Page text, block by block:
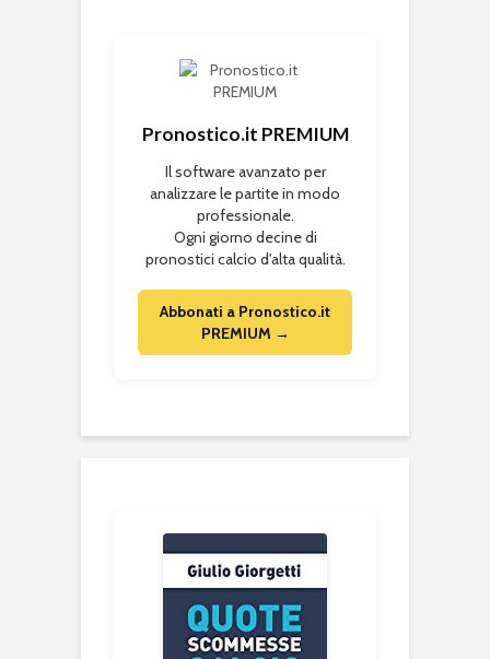
Pronostico.it PREMIUM
Il software avanzato per
analizzare le partite in modo
professionale.
Ogni giorno decine di
pronostici calcio d'alta qualità.
Abbonati a Pronostico.it
PREMIUM →